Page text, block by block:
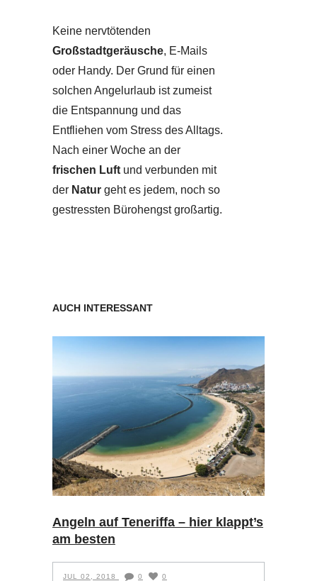
Keine nervtötenden
Großstadtgeräusche, E-Mails
oder Handy. Der Grund für einen
solchen Angelurlaub ist zumeist
die Entspannung und das
Entfliehen vom Stress des Alltags.
Nach einer Woche an der
frischen Luft und verbunden mit
der Natur geht es jedem, noch so
gestressten Bürohengst großartig.
AUCH INTERESSANT
Angeln auf Teneriffa – hier klappt’s
am besten
JUL 02, 2018 0 0